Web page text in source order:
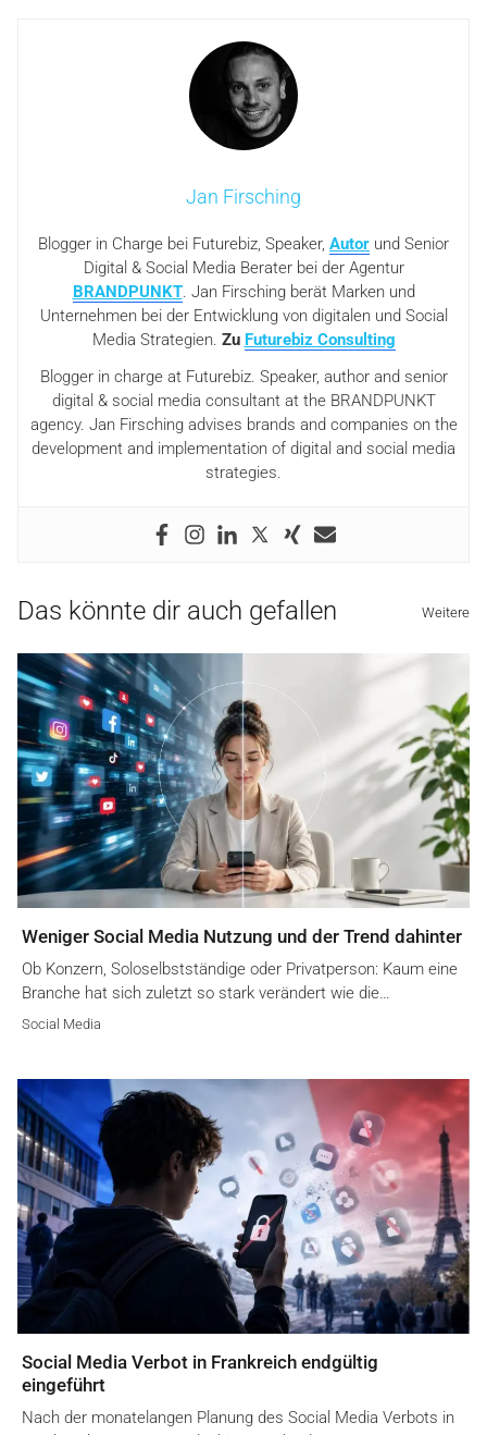
Jan Firsching
Blogger in Charge bei Futurebiz, Speaker, Autor und Senior
Digital & Social Media Berater bei der Agentur
BRANDPUNKT. Jan Firsching berät Marken und
Unternehmen bei der Entwicklung von digitalen und Social
Media Strategien. Zu Futurebiz Consulting
Blogger in charge at Futurebiz. Speaker, author and senior
digital & social media consultant at the BRANDPUNKT
agency. Jan Firsching advises brands and companies on the
development and implementation of digital and social media
strategies.
Das könnte dir auch gefallen Weitere
Weniger Social Media Nutzung und der Trend dahinter
Ob Konzern, Soloselbstständige oder Privatperson: Kaum eine
Branche hat sich zuletzt so stark verändert wie die…
Social Media
Social Media Verbot in Frankreich endgültig
eingeführt
Nach der monatelangen Planung des Social Media Verbots in